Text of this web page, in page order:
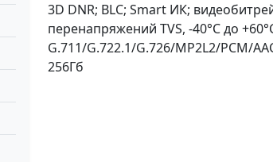
3D DNR; BLC; Smart ИК;
перенапряжений TVS, -40°C до
G.711/G.722.1/G.726/MP2L2/PCM/
256Гб